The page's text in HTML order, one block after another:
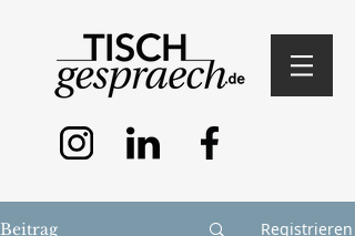
Beitrag Registrieren